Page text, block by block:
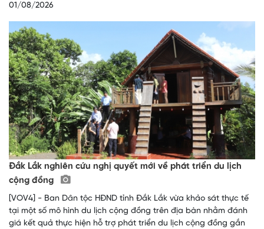
01/08/2026
Đắk Lắk nghiên cứu nghị quyết mới về phát triển du lịch
cộng đồng
[VOV4] - Ban Dân tộc HĐND tỉnh Đắk Lắk vừa khảo sát thực tế
tại một số mô hình du lịch cộng đồng trên địa bàn nhằm đánh
giá kết quả thực hiện hỗ trợ phát triển du lịch cộng đồng gắn